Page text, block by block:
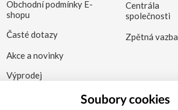
Obchodní podmínky E-
shopu
Časté dotazy
Akce a novinky
Výprodej
Centrála
společnosti
Zpětná vazba
Soubory cookies